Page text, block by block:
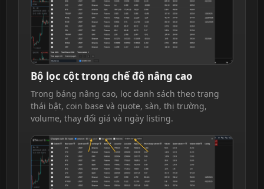
Bộ lọc cột trong chế độ nâng cao
Trong bảng nâng cao, lọc danh sách theo trạng
thái bật, coin base và quote, sàn, thị trường,
volume, thay đổi giá và ngày listing.